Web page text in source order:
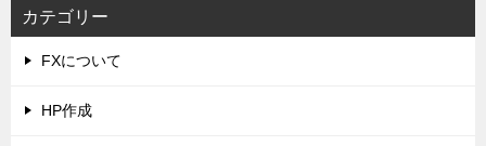
カテゴリー
FXについて
HP作成